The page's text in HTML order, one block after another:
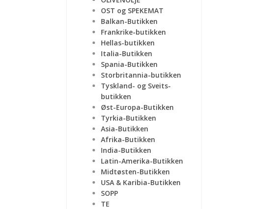
OST og SPEKEMAT
Balkan-Butikken
Frankrike-butikken
Hellas-butikken
Italia-Butikken
Spania-Butikken
Storbritannia-butikken
Tyskland- og Sveits-
butikken
Øst-Europa-Butikken
Tyrkia-Butikken
Asia-Butikken
Afrika-Butikken
India-Butikken
Latin-Amerika-Butikken
Midtøsten-Butikken
USA & Karibia-Butikken
SOPP
TE